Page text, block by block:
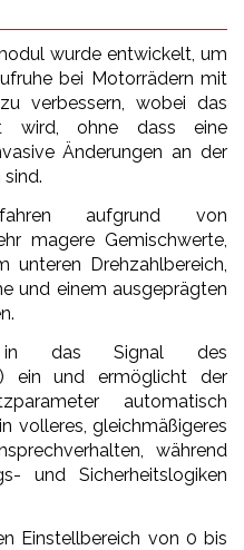
wurde entwickelt, um
bei Motorrädern mit
verbessern, wobei das
wird, ohne dass eine
Änderungen an der
aufgrund von
magere Gemischwerte,
unteren Drehzahlbereich,
und einem ausgeprägten
das Signal des
ein und ermöglicht der
automatisch
volleres, gleichmäßigeres
während
und Sicherheitslogiken
Einstellbereich von 0 bis